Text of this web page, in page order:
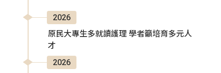
2026
原民大專生多就讀護理 學者籲培育多元人
才
2026